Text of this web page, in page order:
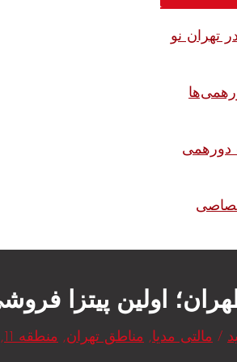
تهران نو
دورهمی
اولین پیتزا
/ مالتی مدیا, مناطق تهران, منطقه 11 ,